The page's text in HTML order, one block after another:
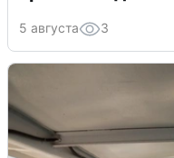
5 августа 3